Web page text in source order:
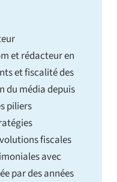
et rédacteur en
et fiscalité des
du média depuis
piliers
fiscales
avec
par des années